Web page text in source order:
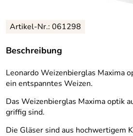
Artikel-Nr.: 061298
Beschreibung
Leonardo Weizenbierglas Maxima
ein entspanntes Weizen.
Das Weizenbierglas Maxima optik
griffig sind.
Die Gläser sind aus hochwertigem